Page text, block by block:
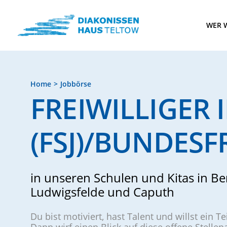
WER
Home Jobbörse
FREIWILLIGER
(FSJ)/
in unseren Schulen und Kitas in
Ludwigsfelde und Caputh
Du bist motiviert, hast Talent und willst ein